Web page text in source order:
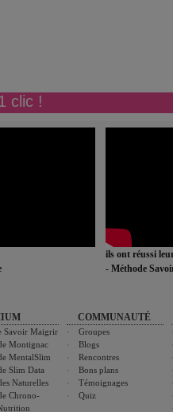
clic !
ils ont réussi
- Méthode
Savoir Maigrir
Montignac
MentalSlim
Slim Data
Naturelles
Chrono-
COMMUNAUTÉ
Groupes
Blogs
Rencontres
Bons plans
Témoignages
Quiz